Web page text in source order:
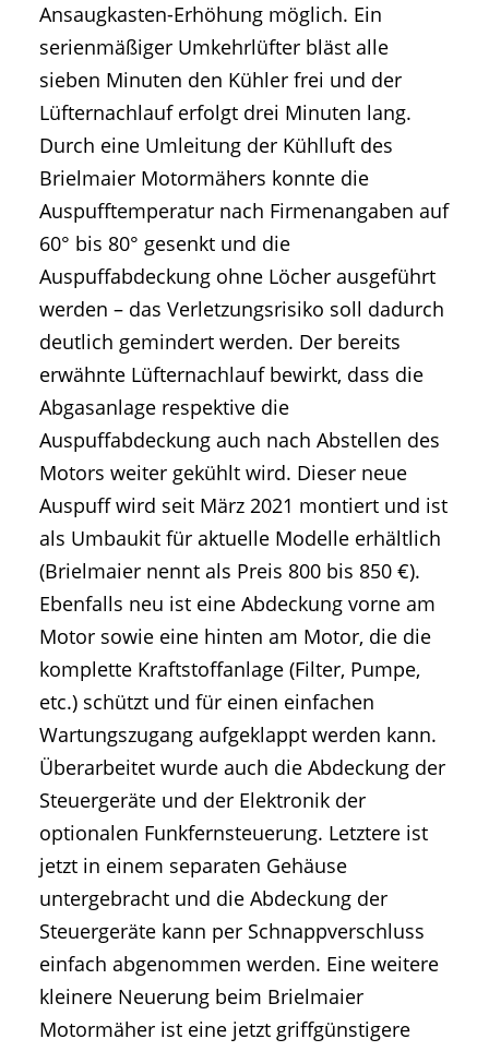
Ansaugkasten-Erhöhung möglich. Ein
serienmäßiger Umkehrlüfter bläst alle
sieben Minuten den Kühler frei und der
Lüfternachlauf erfolgt drei Minuten lang.
Durch eine Umleitung der Kühlluft des
Brielmaier Motormähers konnte die
Auspufftemperatur nach Firmenangaben auf
60° bis 80° gesenkt und die
Auspuffabdeckung ohne Löcher ausgeführt
werden – das Verletzungsrisiko soll dadurch
deutlich gemindert werden. Der bereits
erwähnte Lüfternachlauf bewirkt, dass die
Abgasanlage respektive die
Auspuffabdeckung auch nach Abstellen des
Motors weiter gekühlt wird. Dieser neue
Auspuff wird seit März 2021 montiert und ist
als Umbaukit für aktuelle Modelle erhältlich
(Brielmaier nennt als Preis 800 bis 850 €).
Ebenfalls neu ist eine Abdeckung vorne am
Motor sowie eine hinten am Motor, die die
komplette Kraftstoffanlage (Filter, Pumpe,
etc.) schützt und für einen einfachen
Wartungszugang aufgeklappt werden kann.
Überarbeitet wurde auch die Abdeckung der
Steuergeräte und der Elektronik der
optionalen Funkfernsteuerung. Letztere ist
jetzt in einem separaten Gehäuse
untergebracht und die Abdeckung der
Steuergeräte kann per Schnappverschluss
einfach abgenommen werden. Eine weitere
kleinere Neuerung beim Brielmaier
Motormäher ist eine jetzt griffgünstigere